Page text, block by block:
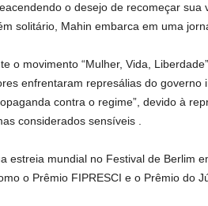
o desejo de recomeçar sua
solitário, Mahin embarca em uma
o movimento “Mulher, Vida,
enfrentaram represálias do governo
contra o regime”, devido à
considerados sensíveis .
estreia mundial no Festival de Berlim
o Prêmio FIPRESCI e o Prêmio do